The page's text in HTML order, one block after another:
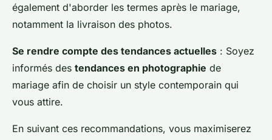
également d'aborder les termes après le mariage,
notamment la livraison des photos.
Se rendre compte des tendances actuelles : Soyez
informés des tendances en photographie de
mariage afin de choisir un style contemporain qui
vous attire.
En suivant ces recommandations, vous maximiserez